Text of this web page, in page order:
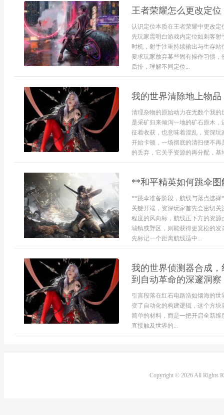
王者荣耀怎么更改定
认识定位本质在王者荣耀中更改
先玩家需明白游戏内定位如刺客
时机，射手注重持续输出与生存
要求玩家放弃某些固有操作习惯
后排，理解不同定位...
我的世界清除地上物
清理杂物的原始动力在无数个我
是采矿归来倾泻一地的矿石原木
征着收获，也意味着混乱，资深
开始卡顿，一场彻底的清扫便不
的丢弃，它关乎资源的再分配，基
**和平精英如何跳伞
**跳伞准备阶段，航线与落点选
关键开端，资深玩家首先会密切
程度的风向标，航线正下方的资
城镇或野区，则能获得更宽松的
先标记一个距离航线适中...
我的世界侦测器合成
到自动革命的深邃洞察
引言段落在红石电路浩如烟海的
变了自动化的构建逻辑，这个方
简单的材料，而是一把开启全新
直接触及世界的...
Copyright © 2026 All Rights